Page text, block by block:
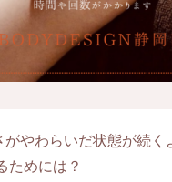
がやわらいだ状態が続く
ためには？